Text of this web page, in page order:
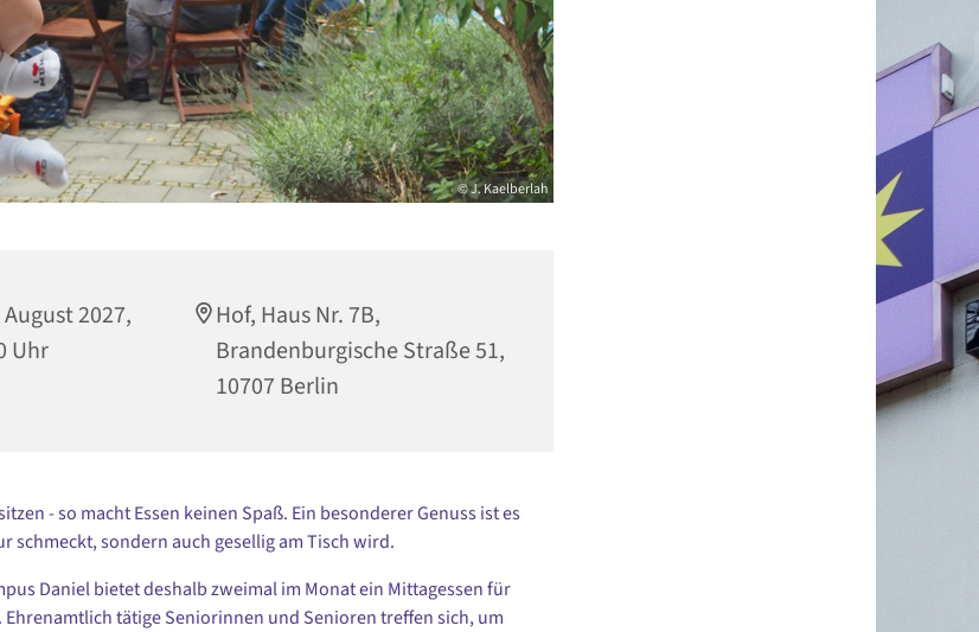
© J. Kaelberlah
2027,
Uhr
Hof, Haus Nr. 7B,
Brandenburgische Straße 51,
10707 Berlin
- so macht Essen keinen Spaß. Ein besonderer Genuss ist es
schmeckt, sondern auch gesellig am Tisch wird.
Daniel bietet deshalb zweimal im Monat ein Mittagessen für
Ehrenamtlich tätige Seniorinnen und Senioren treffen sich, um